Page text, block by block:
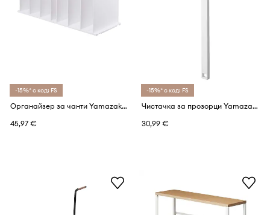
-15%* с код: FS
Органайзер за чанти Yamazaki Smart Bag (2 броя)
45,97 €
-15%* с код: FS
Чистачка за прозорци Yamazaki Tower
30,99 €